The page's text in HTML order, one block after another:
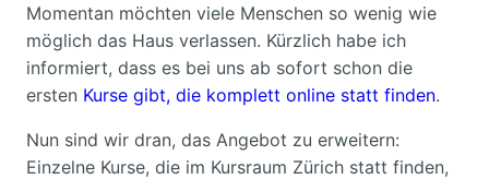
Momentan möchten viele Menschen so wenig wie
möglich das Haus verlassen. Kürzlich habe ich
informiert, dass es bei uns ab sofort schon die
ersten Kurse gibt, die komplett online statt finden.
Nun sind wir dran, das Angebot zu erweitern:
Einzelne Kurse, die im Kursraum Zürich statt finden,